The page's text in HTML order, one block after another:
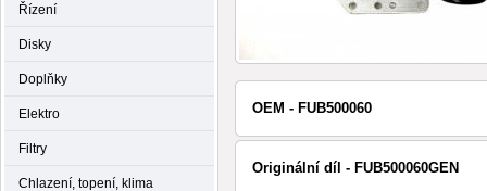
Řízení
Disky
Doplňky
Elektro
Filtry
Chlazení, topení, klima
OEM - FUB500060
Originální díl - FUB500060GEN